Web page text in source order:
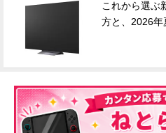
これから選ぶ
方と、2026年